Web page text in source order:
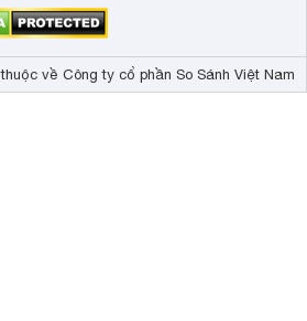
về Công ty cổ phần So Sánh Việt Nam